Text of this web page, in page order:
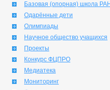
Базовая (опорная) школа РАН
Одарённые дети
Олимпиады
Научное общество учащихся
Проекты
Конкурс ФЦПРО
Медиатека
Мониторинг